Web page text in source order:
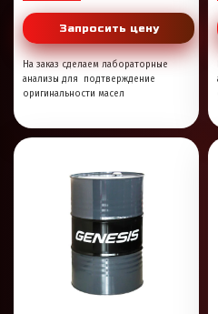
Запросить цену
На заказ сделаем лабораторные
анализы для подтверждение
оригинальности масел